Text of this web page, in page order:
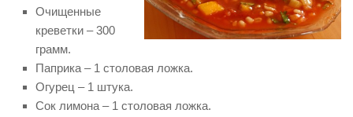
Очищенные
креветки – 300
грамм.
Паприка – 1 столовая ложка.
Огурец – 1 штука.
Сок лимона – 1 столовая ложка.